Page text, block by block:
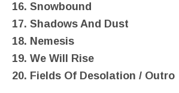
16. Snowbound
17. Shadows And Dust
18. Nemesis
19. We Will Rise
20. Fields Of Desolation / Outro